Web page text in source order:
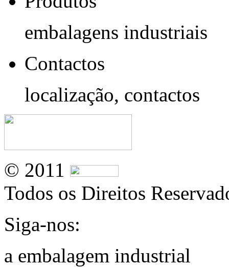
embalagens industriais
Contactos
localização, contactos
© 2011
Todos os Direitos
Siga-nos:
a embalagem industrial